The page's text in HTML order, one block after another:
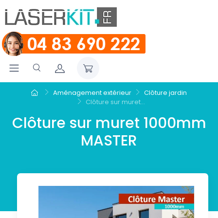
Aménagement extérieur
Clôture jardin
Clôture sur muret...
Clôture sur muret 1000mm
MASTER